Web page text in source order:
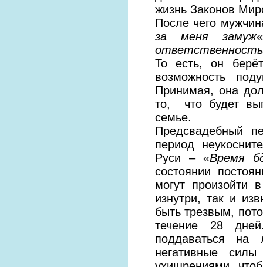
жизнь Законов
После чего
за меня замуж
То есть, он
возможность
Принимая, она
то, что будет
семье.
Предсвадебный
период
Руси – «Время
состоянии
могут произойти
изнутри, так и
быть трезвым,
течение 28
поддаваться на
негативные